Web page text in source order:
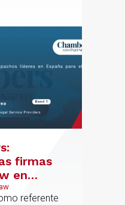
firmas
en
referente